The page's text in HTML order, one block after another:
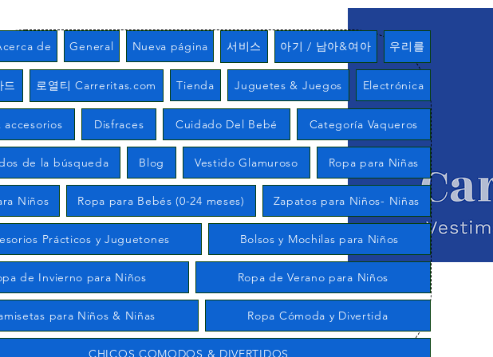
de General Nueva página 서비스 아기 / 남아&여아 우리를
드 로열티 Carreritas.com Tienda Juguetes & Juegos Electrónica
accesorios Disfraces Cuidado Del Bebé Categoría Vaqueros
de la búsqueda Blog Vestido Glamuroso Ropa para Niñas
Niños Ropa para Bebés (0-24 meses) Zapatos para Niños- Niñas
Prácticos y Juguetones Bolsos y Mochilas para Niños
de Invierno para Niños Ropa de Verano para Niños
para Niños & Niñas Ropa Cómoda y Divertida
CHICOS COMODOS & DIVERTIDOS